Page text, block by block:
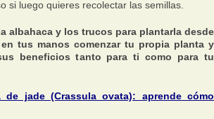
si luego quieres recolectar las semillas.
albahaca y los trucos para plantarla desde
tus manos comenzar tu propia planta y
beneficios tanto para ti como para tu
de jade (Crassula ovata): aprende cómo